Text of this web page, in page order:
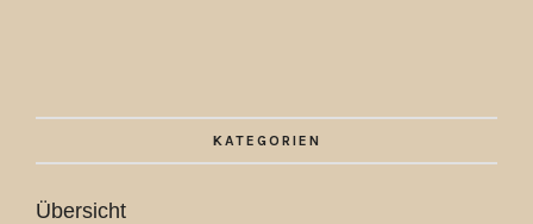
KATEGORIEN
Übersicht